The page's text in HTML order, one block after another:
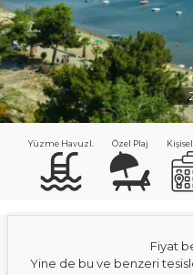
Yüzme Havuzl. Özel Plaj Kişisel
Fiyat
Yine de bu ve benzeri